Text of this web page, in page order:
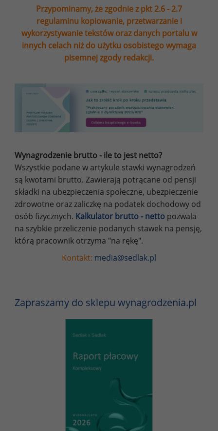
Przypominamy, że zgodnie z pkt 2.6 - 2.7
regulaminu kopiowanie, przetwarzanie i
wykorzystywanie tekstów oraz danych portalu w
innych celach niż do użytku osobistego wymaga
pisemnej zgody redakcji.
Wynagrodzenie brutto - ile to jest netto?
Wszystkie podane w artykule stawki wynagrodzeń
są kwotami brutto. Zawierają potrącane od pensji
składki na ubezpieczenia społeczne, ubezpieczenie
zdrowotne oraz zaliczkę na podatek dochodowy od
osób fizycznych. Kalkulator brutto - netto pozwala
na szybkie przeliczenie podanych stawek na pensję,
którą pracownik otrzyma "na rękę".
Kontakt: media@sedlak.pl
Zapraszamy do sklepu wynagrodzenia.pl